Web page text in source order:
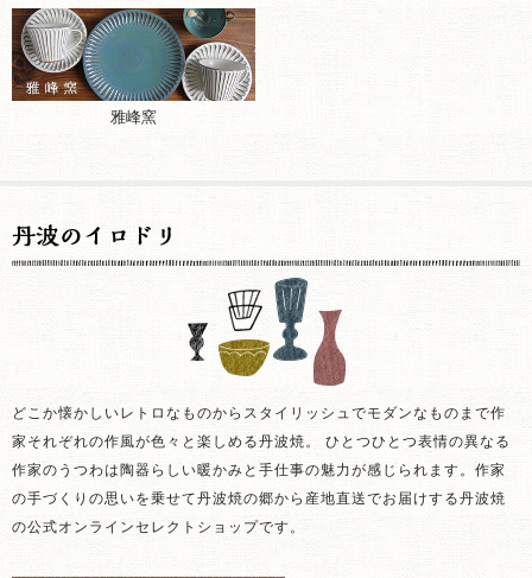
雅峰窯
どこか懐かしいレトロなものからスタイリッシュでモダンなものまで作
家それぞれの作風が色々と楽しめる丹波焼。 ひとつひとつ表情の異なる
作家のうつわは陶器らしい暖かみと手仕事の魅力が感じられます。作家
の手づくりの思いを乗せて丹波焼の郷から産地直送でお届けする丹波焼
の公式オンラインセレクトショップです。